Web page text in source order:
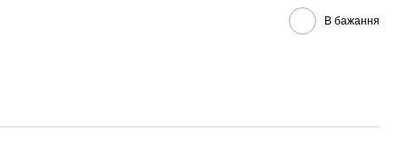
В бажання